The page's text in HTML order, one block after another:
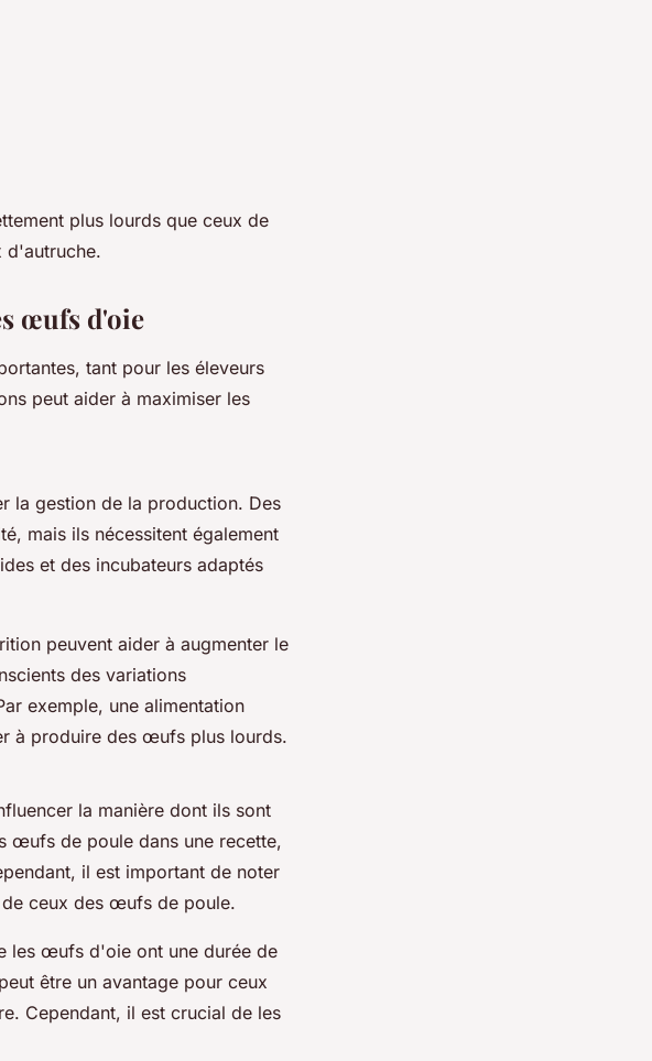
plus lourds que ceux de
d'autruche.
œufs d'oie
tant pour les éleveurs
peut aider à maximiser les
la gestion de la production. Des
mais ils nécessitent également
et des incubateurs adaptés
peuvent aider à augmenter le
des variations
exemple, une alimentation
à produire des œufs plus lourds.
la manière dont ils sont
œufs de poule dans une recette,
il est important de noter
ceux des œufs de poule.
les œufs d'oie ont une durée de
être un avantage pour ceux
Cependant, il est crucial de les